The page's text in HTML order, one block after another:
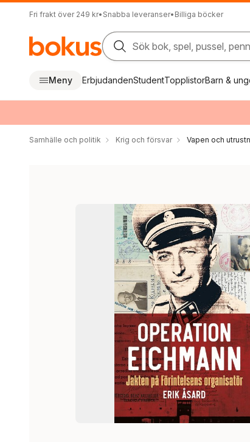
Fri frakt över 249 kr• Snabba leveranser• Billiga böcker
Sök bok, spel, pussel,
Meny ErbjudandenStudentTopplistorBarn &
Samhälle och politik Krig och försvar Vapen och